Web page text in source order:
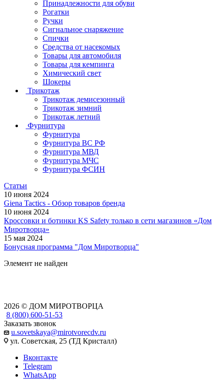
Принадлежности для обуви
Рогатки
Ручки
Сигнальное снаряжение
Спички
Средства от насекомых
Товары для автомобиля
Товары для кемпинга
Химический свет
Шокеры
Трикотаж
Трикотаж демисезонный
Трикотаж зимний
Трикотаж летний
Фурнитура
Фурнитура
Фурнитура ВС РФ
Фурнитура МВД
Фурнитура МЧС
Фурнитура ФСИН
Статьи
10 июня 2024
Giena Tactics - Обзор товаров бренда
10 июня 2024
Кроссовки и ботинки KS Safety только в сети магазинов «Дом
Миротворца»
15 мая 2024
Бонусная программа "Дом Миротворца"
Элемент не найден
2026 © ДОМ МИРОТВОРЦА
8 (800) 600-51-53
Заказать звонок
u.sovetskaya@mirotvorecdv.ru
ул. Советская, 25 (ТД Кристалл)
Вконтакте
Telegram
WhatsApp